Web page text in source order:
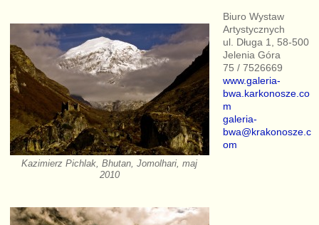
Kazimierz Pichlak, Bhutan, Jomolhari, maj
2010
Biuro Wystaw
Artystycznych
ul. Długa 1, 58-500
Jelenia Góra
75 / 7526669
www.galeria-
bwa.karkonosze.co
m
galeria-
bwa@krakonosze.c
om